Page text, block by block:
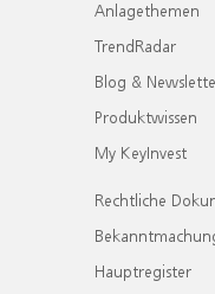
Anlagethemen
TrendRadar
Blog &
Produktwissen
My KeyInvest
Rechtliche
Hauptregister